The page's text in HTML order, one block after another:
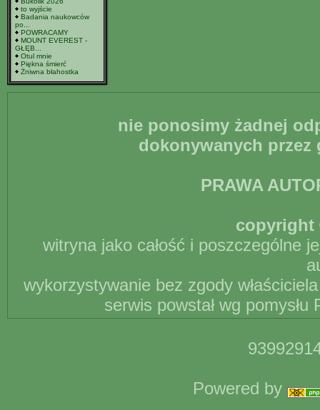
to wyjście
Badania naukowców
po...
POWRACAMY
MOUNT EVEREST -
GŁĘB...
Otul mnie
Piękna śmierć
Żniwna błahostka
nie ponosimy żadnej
dokonywanych
PRAWA
copyright
witryna jako całość i poszczególne
wykorzystywanie bez zgody
serwis powstał wg
Powered by